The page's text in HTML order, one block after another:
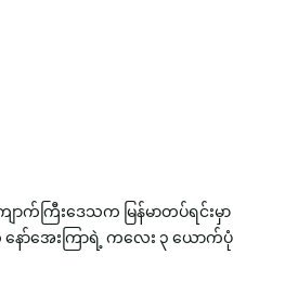
ောက်ကြီးဒေသက မြန်မာတပ်ရင်းမှာ
နော်အေးကြာရဲ့ ကလေး ၃ ယောက်ပုံ